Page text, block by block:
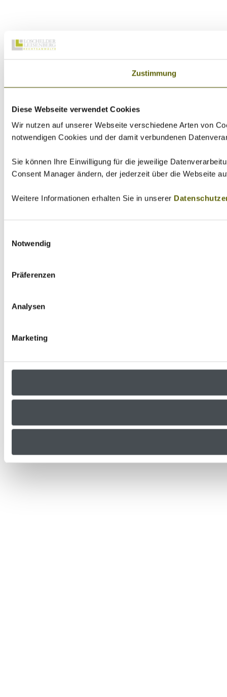
Zustimmung
Diese Webseite verwendet Cookies
Wir nutzen auf unserer Webseite verschiedene Arten von
notwendigen Cookies und der damit verbundenen
Sie können Ihre Einwilligung für die jeweilige
Consent Manager ändern, der jederzeit über die Webseite
Weitere Informationen erhalten Sie in unserer
Notwendig
Präferenzen
Analysen
Marketing